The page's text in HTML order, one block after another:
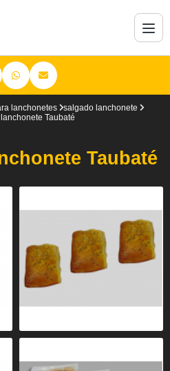
lanchonetes
salgado lanchonete
Taubaté
Taubaté